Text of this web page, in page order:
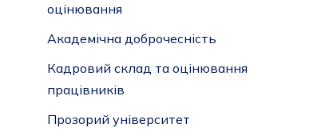
оцінювання
Академічна доброчесність
Кадровий склад та оцінювання
працівників
Прозорий університет